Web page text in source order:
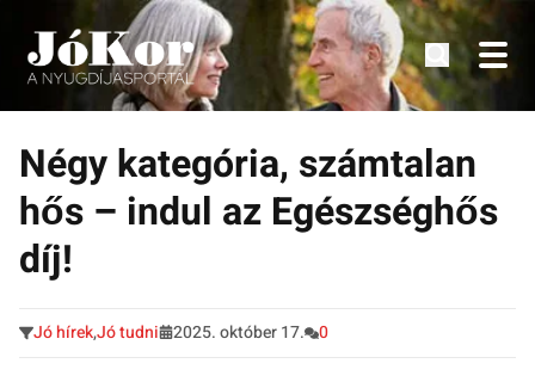
Tovább
tartalomra
Tudnivalók, érdekességek idősek számára.
Négy kategória, számtalan
hős – indul az Egészséghős
díj!
Jó hírek,Jó tudni 2025. október 17. 0